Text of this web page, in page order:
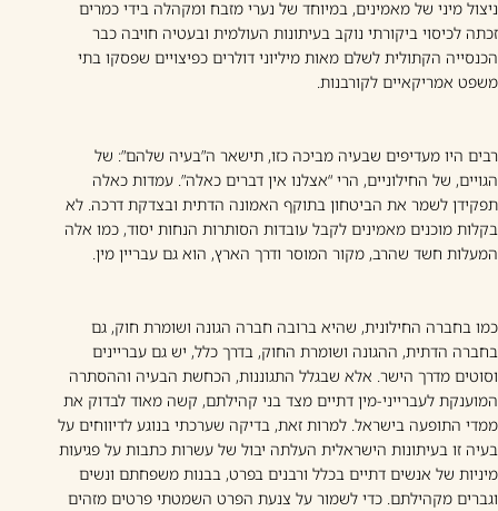
ניצול מיני של מאמינים, במיוחד של נערי מזבח ומקהלה בידי כמרים
זכתה לכיסוי ביקורתי נוקב בעיתונות העולמית ובעטיה חויבה כבר
הכנסייה הקתולית לשלם מאות מיליוני דולרים כפיצויים שפסקו בתי
משפט אמריקאיים לקורבנות.
רבים היו מעדיפים שבעיה מביכה כזו, תישאר ה”בעיה שלהם”: של
הגויים, של החילוניים, הרי “אצלנו אין דברים כאלה”. עמדות כאלה
תפקידן לשמר את הביטחון בתוקף האמונה הדתית ובצדקת דרכה. לא
בקלות מוכנים מאמינים לקבל עובדות הסותרות הנחות יסוד, כמו אלה
המעלות חשד שהרב, מקור המוסר ודרך הארץ, הוא גם עבריין מין.
כמו בחברה החילונית, שהיא ברובה חברה הגונה ושומרת חוק, גם
בחברה הדתית, ההגונה ושומרת החוק, בדרך כלל, יש גם עבריינים
וסוטים מדרך הישר. אלא שבגלל התגוננות, הכחשת הבעיה וההסתרה
המוענקת לעברייני-מין דתיים מצד בני קהילתם, קשה מאוד לבדוק את
ממדי התופעה בישראל. למרות זאת, בדיקה שערכתי בנוגע לדיווחים על
בעיה זו בעיתונות הישראלית העלתה יבול של עשרות כתבות על פגיעות
מיניות של אנשים דתיים בכלל ורבנים בפרט, בבנות משפחתם ונשים
וגברים מקהילתם. כדי לשמור על צנעת הפרט השמטתי פרטים מזהים